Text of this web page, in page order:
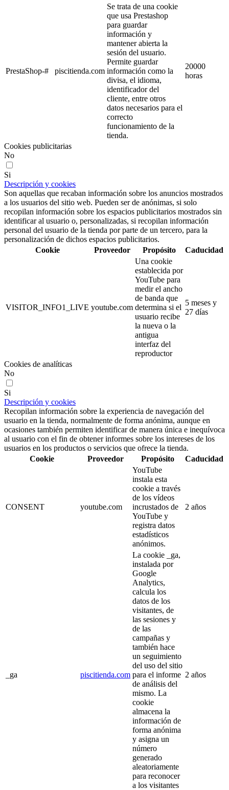
PrestaShop-# piscitienda.com
Se trata de una cookie
que usa Prestashop
para guardar
información y
mantener abierta la
sesión del usuario.
Permite guardar
información como la
divisa, el idioma,
identificador del
cliente, entre otros
datos necesarios para el
correcto
funcionamiento de la
tienda.
20000
horas
Cookies publicitarias
No
Si
Descripción y cookies
Son aquellas que recaban información sobre los anuncios mostrados
a los usuarios del sitio web. Pueden ser de anónimas, si solo
recopilan información sobre los espacios publicitarios mostrados sin
identificar al usuario o, personalizadas, si recopilan información
personal del usuario de la tienda por parte de un tercero, para la
personalización de dichos espacios publicitarios.
Cookie
Proveedor Propósito Caducidad
VISITOR_INFO1_LIVE youtube.com
Una cookie
establecida por
YouTube para
medir el ancho
de banda que
determina si el
usuario recibe
la nueva o la
antigua
interfaz del
reproductor
5 meses y
27 días
Cookies de analíticas
No
Si
Descripción y cookies
Recopilan información sobre la experiencia de navegación del
usuario en la tienda, normalmente de forma anónima, aunque en
ocasiones también permiten identificar de manera única e inequívoca
al usuario con el fin de obtener informes sobre los intereses de los
usuarios en los productos o servicios que ofrece la tienda.
Cookie
Proveedor Propósito Caducidad
CONSENT youtube.com
YouTube
instala esta
cookie a través
de los vídeos
incrustados de
YouTube y
registra datos
estadísticos
anónimos.
2 años
_ga piscitienda.com
La cookie _ga,
instalada por
Google
Analytics,
calcula los
datos de los
visitantes, de
las sesiones y
de las
campañas y
también hace
un seguimiento
del uso del sitio
para el informe
de análisis del
mismo. La
cookie
almacena la
información de
forma anónima
y asigna un
número
generado
aleatoriamente
para reconocer
a los visitantes
2 años